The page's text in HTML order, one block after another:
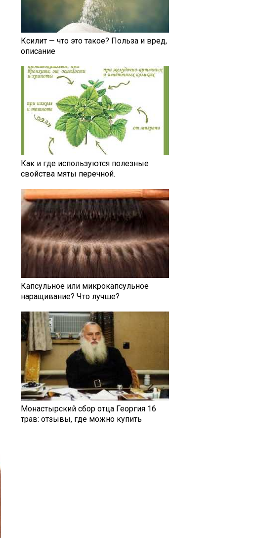
Ксилит — что это такое? Польза и вред,
описание
Как и где используются полезные
свойства мяты перечной.
Капсульное или микрокапсульное
наращивание? Что лучше?
Монастырский сбор отца Георгия 16
трав: отзывы, где можно купить